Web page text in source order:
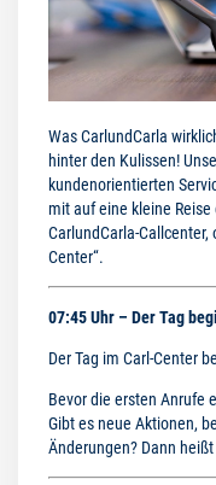
Was CarlundCarla
hinter den Kulissen!
kundenorientierten
mit auf eine kleine
CarlundCarla-Callcenter,
Center“.
07:45 Uhr – Der Tag
Der Tag im Carl-Center
Bevor die ersten Anrufe
Gibt es neue Aktionen,
Änderungen? Dann